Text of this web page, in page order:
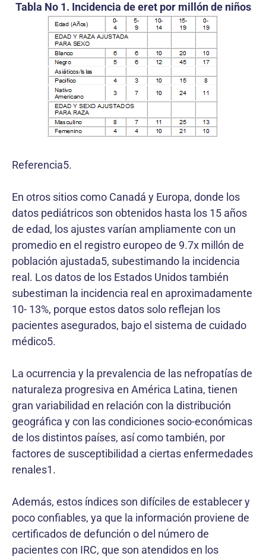
Tabla No 1. Incidencia de eret por millón de niños
Referencia5.
En otros sitios como Canadá y Europa, donde los
datos pediátricos son obtenidos hasta los 15 años
de edad, los ajustes varían ampliamente con un
promedio en el registro europeo de 9.7x millón de
población ajustada5, subestimando la incidencia
real. Los datos de los Estados Unidos también
subestiman la incidencia real en aproximadamente
10- 13%, porque estos datos solo reflejan los
pacientes asegurados, bajo el sistema de cuidado
médico5.
La ocurrencia y la prevalencia de las nefropatías de
naturaleza progresiva en América Latina, tienen
gran variabilidad en relación con la distribución
geográfica y con las condiciones socio-económicas
de los distintos países, así como también, por
factores de susceptibilidad a ciertas enfermedades
renales1.
Además, estos índices son difíciles de establecer y
poco confiables, ya que la información proviene de
certificados de defunción o del número de
pacientes con IRC, que son atendidos en los